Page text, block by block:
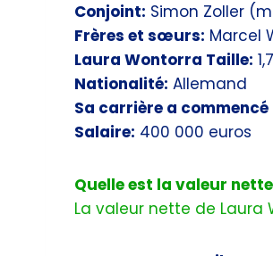
Conjoint: Simon Zoller
Frères et sœurs: Marcel
Laura Wontorra Taille:
Nationalité: Allemand
Sa carrière a commencé
Salaire: 400 000 euros
Quelle est la valeur
La valeur nette de Laura